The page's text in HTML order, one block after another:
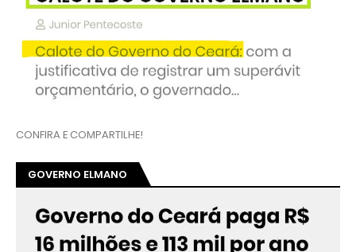
CONFIRA E COMPARTILHE!
GOVERNO ELMANO